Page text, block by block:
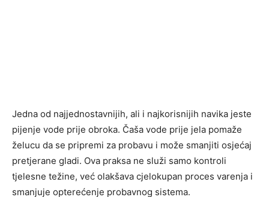
Jedna od najjednostavnijih, ali i najkorisnijih navika jeste
pijenje vode prije obroka. Čaša vode prije jela pomaže
želucu da se pripremi za probavu i može smanjiti osjećaj
pretjerane gladi. Ova praksa ne služi samo kontroli
tjelesne težine, već olakšava cjelokupan proces varenja i
smanjuje opterećenje probavnog sistema.